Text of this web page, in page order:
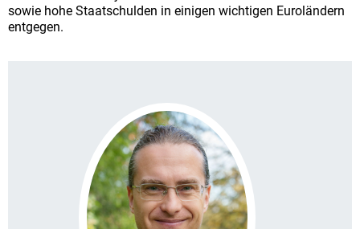
sowie hohe Staatschulden in einigen wichtigen Euroländern
entgegen.